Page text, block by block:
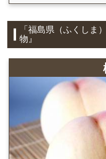
「福島県（ふくしま
物』